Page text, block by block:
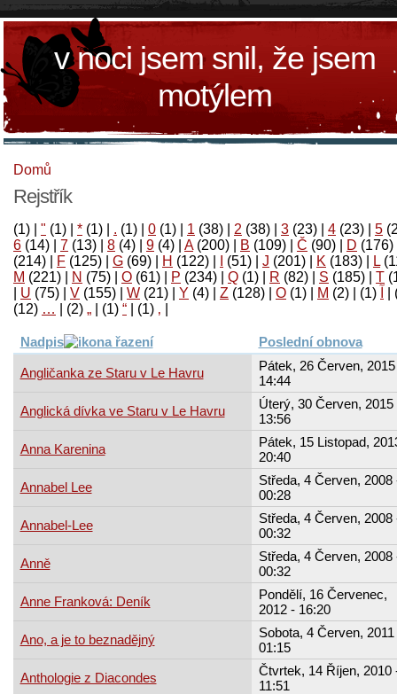
v noci jsem snil, že jsem
motýlem
Domů
Rejstřík
(1) " (1) * (1) . (1) 0 (1) 1 (38) 2 (38) 3 (23) 4 (23) 5
6 (14) 7 (13) 8 (4) 9 (4) A(200) B (109) Č (90) D (176)
(214)
F (125) G (69) H (122) (51) J (201) K (183) L
M (221) N (75) O (61) P (234) Q (1) R (82) S (185) T
U (75) V (155) W (21) Y (4) Z (128) Ο (1) М (2)
(1)
‚
(1)
“
(1)
„
(2)
…
(12)
Nadpis Poslední obnova
Angličanka ze Staru v Le Havru
Pátek, 26 Červen,
14:44
Anglická dívka ve Staru v Le Havru
Úterý, 30 Červen, 2015
13:56
Anna Karenina
Pátek, 15 Listopad,
20:40
Annabel Lee
Středa, 4 Červen, 2008
00:28
Annabel-Lee
Středa, 4 Červen, 2008
00:32
Anně
Středa, 4 Červen, 2008
00:32
Anne Franková: Deník
Pondělí, 16 Červenec,
2012 - 16:20
Ano, a je to beznadějný
Sobota, 4 Červen, 2011
01:15
Anthologie z Diacondes
Čtvrtek, 14 Říjen, 2010
11:51